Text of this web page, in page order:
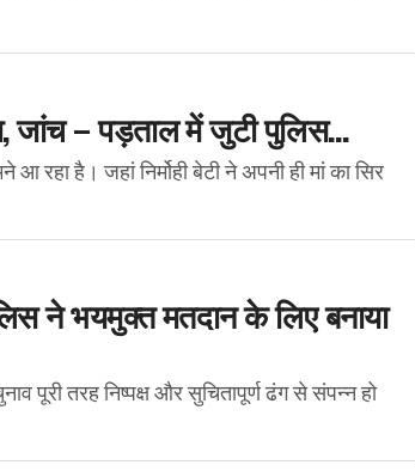
जांच – पड़ताल में जुटी पुलिस…
है। जहां निर्मोही बेटी ने अपनी ही मां का सिर
ने भयमुक्त मतदान के लिए बनाया
पूरी तरह निष्पक्ष और सुचितापूर्ण ढंग से संपन्न हो